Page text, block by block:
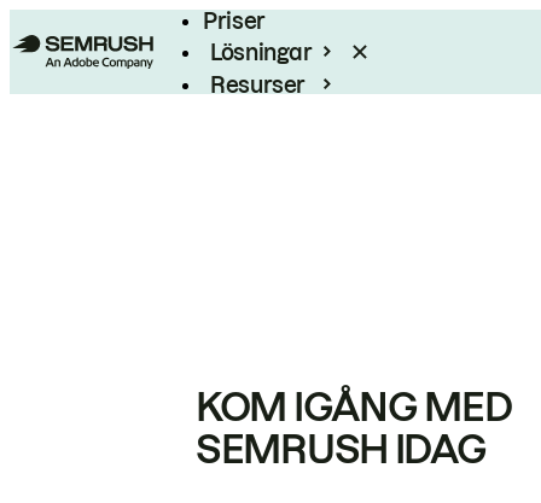
Priser
Lösningar
Resurser
KOM IGÅNG MED
SEMRUSH IDAG